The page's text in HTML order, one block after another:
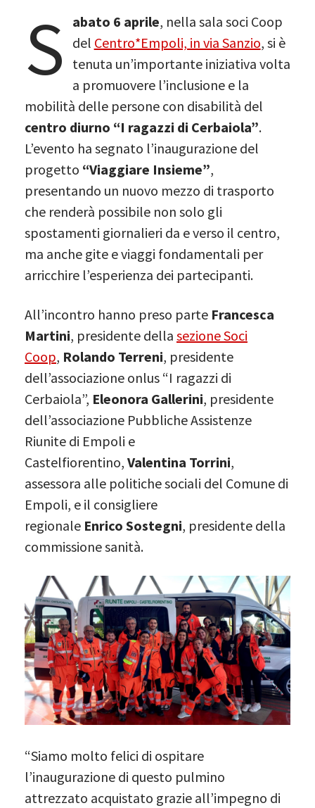
S abato 6 aprile, nella sala soci Coop
del Centro*Empoli, in via Sanzio, si è
tenuta un’importante iniziativa volta
a promuovere l’inclusione e la
mobilità delle persone con disabilità del
centro diurno “I ragazzi di Cerbaiola”.
L’evento ha segnato l’inaugurazione del
progetto “Viaggiare Insieme”,
presentando un nuovo mezzo di trasporto
che renderà possibile non solo gli
spostamenti giornalieri da e verso il centro,
ma anche gite e viaggi fondamentali per
arricchire l’esperienza dei partecipanti.
All’incontro hanno preso parte Francesca
Martini, presidente della sezione Soci
Coop, Rolando Terreni, presidente
dell’associazione onlus “I ragazzi di
Cerbaiola”, Eleonora Gallerini, presidente
dell’associazione Pubbliche Assistenze
Riunite di Empoli e
Castelfiorentino, Valentina Torrini,
assessora alle politiche sociali del Comune di
Empoli, e il consigliere
regionale Enrico Sostegni, presidente della
commissione sanità.
“Siamo molto felici di ospitare
l’inaugurazione di questo pulmino
attrezzato acquistato grazie all’impegno di